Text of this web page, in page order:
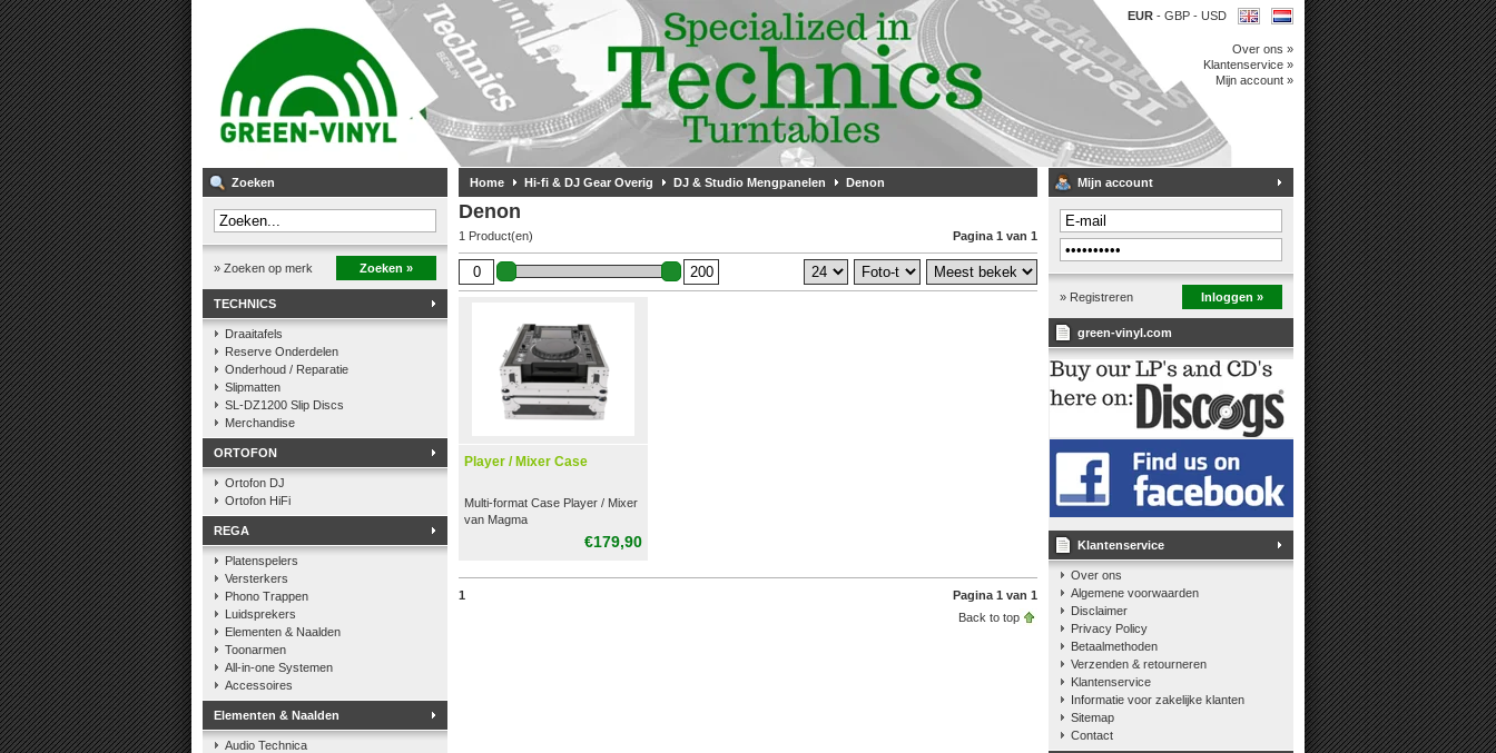
EUR - GBP - USD
Over ons »
Klantenservice »
Mijn account »
Zoeken
» Zoeken op merk Zoeken »
TECHNICS
Draaitafels
Reserve Onderdelen
Onderhoud / Reparatie
Slipmatten
SL-DZ1200 Slip Discs
Merchandise
ORTOFON
Ortofon DJ
Ortofon HiFi
REGA
Platenspelers
Versterkers
Phono Trappen
Luidsprekers
Elementen & Naalden
Toonarmen
All-in-one Systemen
Accessoires
Elementen & Naalden
Audio Technica
Home Hi-fi & DJ Gear Overig DJ & Studio Mengpanelen Denon
Denon
1 Product(en) Pagina 1 van 1
Player / Mixer Case
Multi-format Case Player / Mixer
van Magma
€179,90
1
Pagina 1 van 1
Back to top
Mijn account
» Registreren Inloggen »
green-vinyl.com
Klantenservice
Over ons
Algemene voorwaarden
Disclaimer
Privacy Policy
Betaalmethoden
Verzenden & retourneren
Klantenservice
Informatie voor zakelijke klanten
Sitemap
Contact